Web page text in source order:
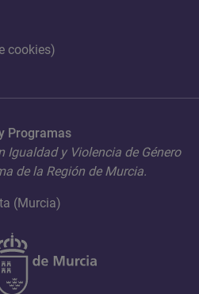
cookies)
Programas
Igualdad y Violencia de Género
de la Región de Murcia.
(Murcia)